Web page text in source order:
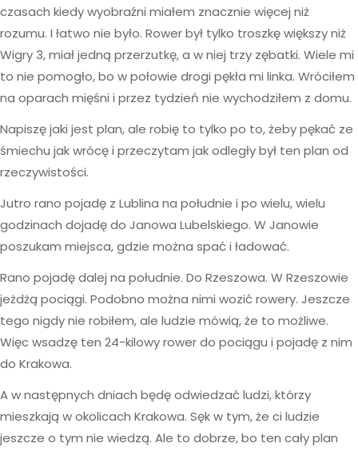
czasach kiedy wyobraźni miałem znacznie więcej niż
rozumu. I łatwo nie było. Rower był tylko troszkę większy niż
Wigry 3, miał jedną przerzutkę, a w niej trzy zębatki. Wiele mi
to nie pomogło, bo w połowie drogi pękła mi linka. Wróciłem
na oparach mięśni i przez tydzień nie wychodziłem z domu.
Napiszę jaki jest plan, ale robię to tylko po to, żeby pękać ze
śmiechu jak wrócę i przeczytam jak odległy był ten plan od
rzeczywistości.
Jutro rano pojadę z Lublina na południe i po wielu, wielu
godzinach dojadę do Janowa Lubelskiego. W Janowie
poszukam miejsca, gdzie można spać i ładować.
Rano pojadę dalej na południe. Do Rzeszowa. W Rzeszowie
jeżdżą pociągi. Podobno można nimi wozić rowery. Jeszcze
tego nigdy nie robiłem, ale ludzie mówią, że to możliwe.
Więc wsadzę ten 24-kilowy rower do pociągu i pojadę z nim
do Krakowa.
A w następnych dniach będę odwiedzać ludzi, którzy
mieszkają w okolicach Krakowa. Sęk w tym, że ci ludzie
jeszcze o tym nie wiedzą. Ale to dobrze, bo ten cały plan